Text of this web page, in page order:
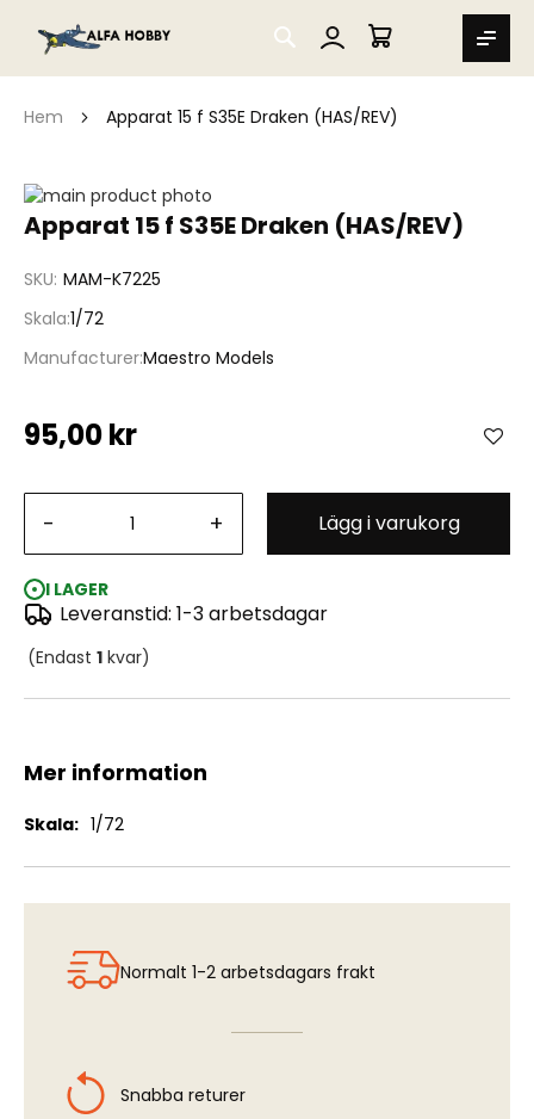
SEARCH
MIN VARUKORG
Hem Apparat 15 f S35E Draken (HAS/REV)
Apparat 15 f S35E Draken (HAS/REV)
SKU MAM-K7225
Skala 1/72
ManufacturerMaestro Models
95,00 kr
- + Lägg i varukorg
I LAGER
Leveranstid: 1-3 arbetsdagar
(Endast 1 kvar)
Hoppa
till
slutet
bildgalleriet
Hoppa
av
bildgalleriet
Mer information
Mer
1/72
Normalt 1-2 arbetsdagars frakt
Snabba returer